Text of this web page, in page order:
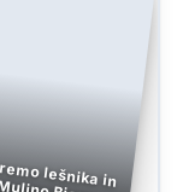
lešnika in
Bianco,